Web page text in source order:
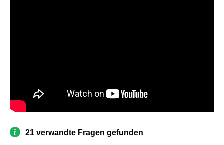
21 verwandte Fragen gefunden